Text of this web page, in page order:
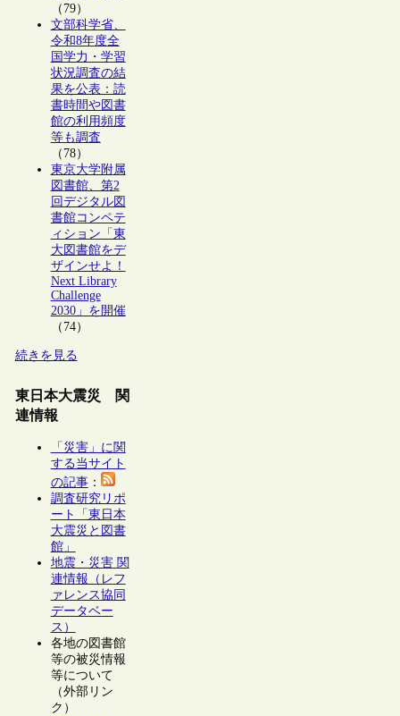
（79）
文部科学省、
令和8年度全
国学力・学習
状況調査の結
果を公表：読
書時間や図書
館の利用頻度
等も調査
（78）
東京大学附属
図書館、第2
回デジタル図
書館コンペテ
ィション「東
大図書館をデ
ザインせよ！
Next Library
Challenge
2030」を開催
（74）
続きを見る
東日本大震災 関
連情報
「災害」に関
する当サイト
の記事：
調査研究リポ
ート「東日本
大震災と図書
館」
地震・災害 関
連情報（レフ
ァレンス協同
データベー
ス）
各地の図書館
等の被災情報
等について
（外部リン
ク）